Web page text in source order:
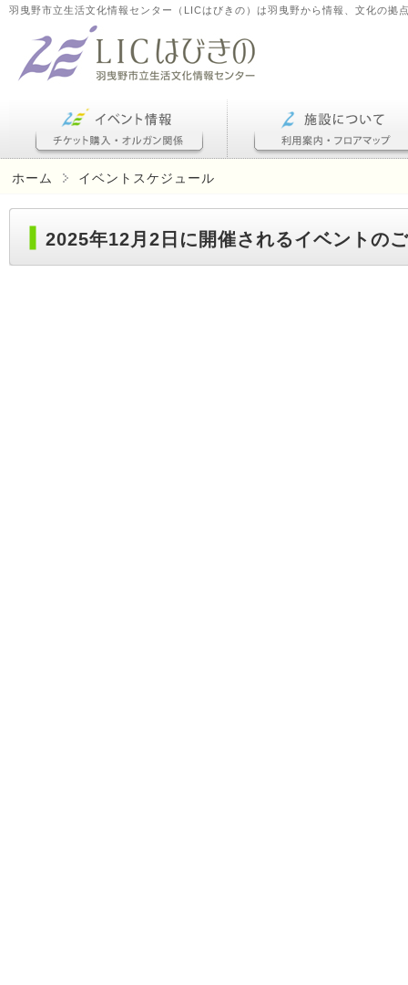
羽曳野市立生活文化情報センター（LICはびきの）は羽曳野から情報、文化の拠
ホーム イベントスケジュール
2025年12月2日に開催されるイベントの